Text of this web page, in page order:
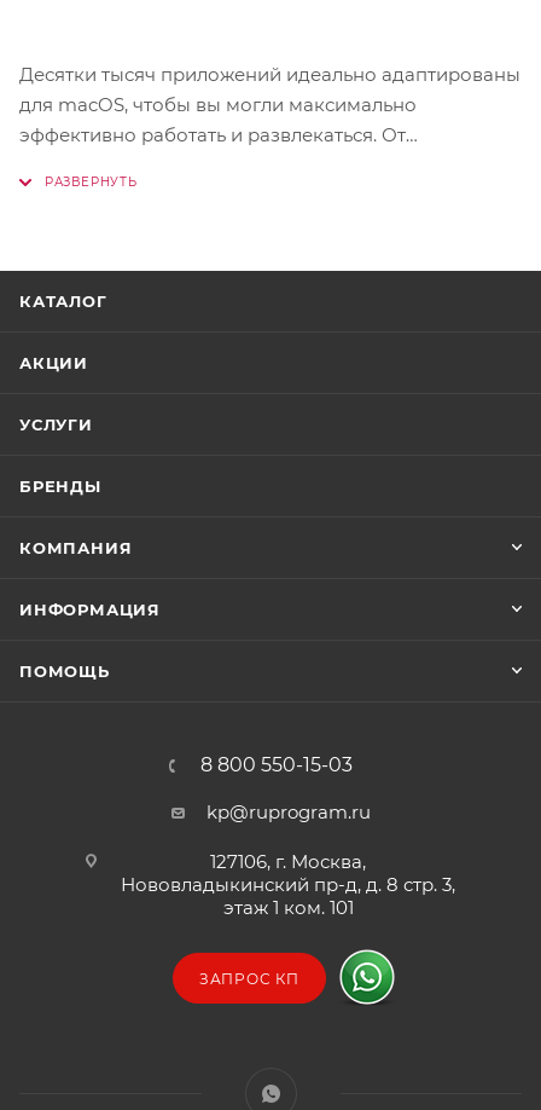
Десятки тысяч приложений идеально адаптированы
для macOS, чтобы вы могли максимально
эффективно работать и развлекаться. От
КАТАЛОГ
АКЦИИ
УСЛУГИ
БРЕНДЫ
КОМПАНИЯ
ИНФОРМАЦИЯ
ПОМОЩЬ
8 800 550-15-03
kp@ruprogram.ru
127106, г. Москва,
Нововладыкинский пр-д, д. 8 стр. 3,
этаж 1 ком. 101
ЗАПРОС КП